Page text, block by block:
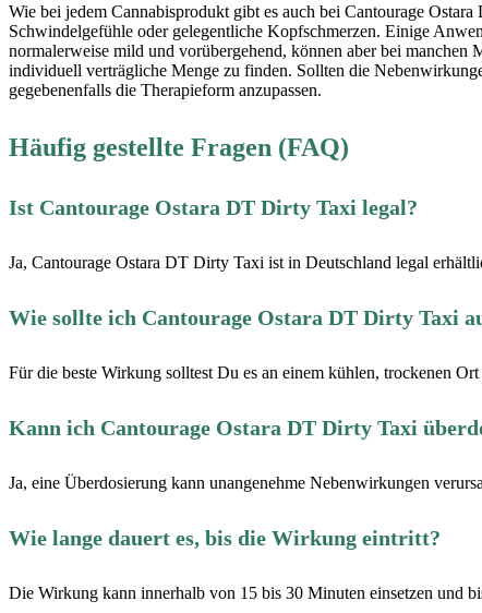
Wie bei jedem Cannabisprodukt gibt es auch bei Cantourage
Schwindelgefühle oder gelegentliche Kopfschmerzen. Einige
normalerweise mild und vorübergehend, können aber bei manchen
individuell verträgliche Menge zu finden. Sollten die
gegebenenfalls die Therapieform anzupassen.
Häufig gestellte Fragen (FAQ)
Ist Cantourage Ostara DT Dirty Taxi legal?
Ja, Cantourage Ostara DT Dirty Taxi ist in Deutschland legal
Wie sollte ich Cantourage Ostara DT Dirty Taxi
Für die beste Wirkung solltest Du es an einem kühlen, trockenen
Kann ich Cantourage Ostara DT Dirty Taxi
Ja, eine Überdosierung kann unangenehme Nebenwirkungen
Wie lange dauert es, bis die Wirkung eintritt?
Die Wirkung kann innerhalb von 15 bis 30 Minuten einsetzen und